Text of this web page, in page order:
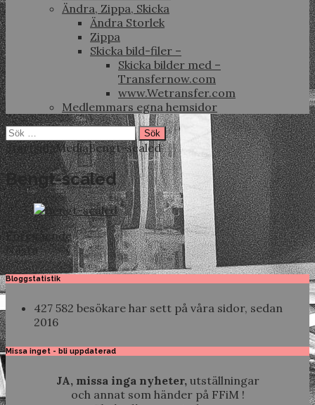
Ändra, Zippa, Skicka
Ändra Storlek
Zippa
Skicka bild-filer –
Skicka bilder med –
Transfernow.com
www.Wetransfer.com
Medlemmars egna hemsidor
Sök
efter:
StartsidaMediaBengt-scaled
Bengt-scaled
Föregående
Nästa
Bloggstatistik
427 582 besökare har sett på våra sidor, sedan
2016
Missa inget - bli uppdaterad
JA, missa inga nyheter, utställningar
och annat som händer på FFiM !